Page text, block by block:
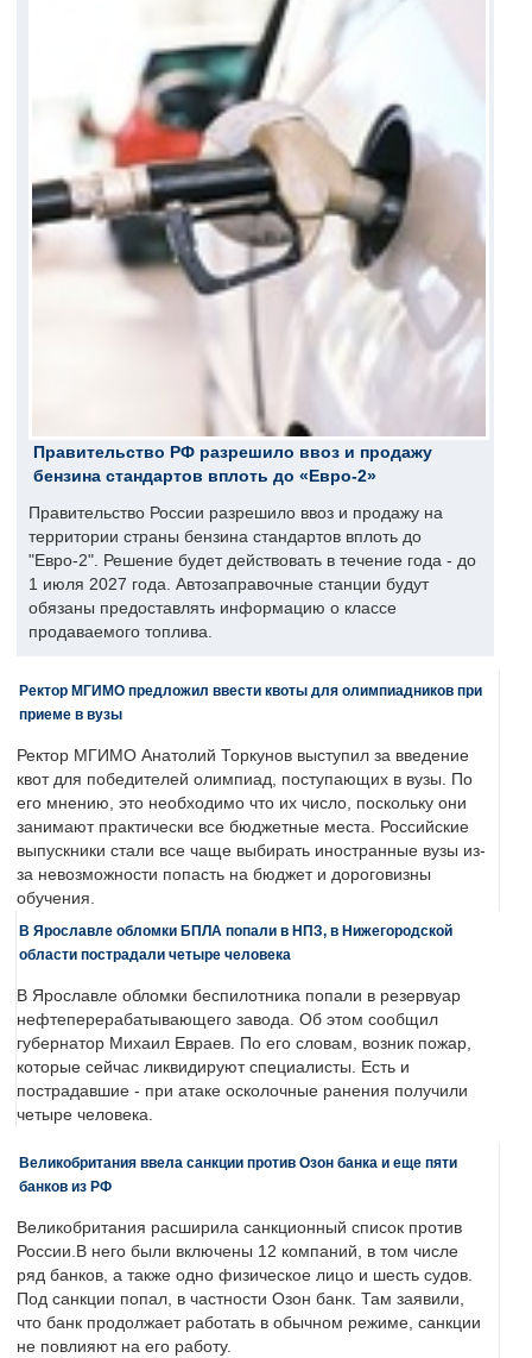
Правительство РФ разрешило ввоз и продажу
бензина стандартов вплоть до «Евро-2»
Правительство России разрешило ввоз и продажу на
территории страны бензина стандартов вплоть до
"Евро-2". Решение будет действовать в течение года - до
1 июля 2027 года. Автозаправочные станции будут
обязаны предоставлять информацию о классе
продаваемого топлива.
Ректор МГИМО предложил ввести квоты для олимпиадников при
приеме в вузы
Ректор МГИМО Анатолий Торкунов выступил за введение
квот для победителей олимпиад, поступающих в вузы. По
его мнению, это необходимо что их число, поскольку они
занимают практически все бюджетные места. Российские
выпускники стали все чаще выбирать иностранные вузы из-
за невозможности попасть на бюджет и дороговизны
обучения.
В Ярославле обломки БПЛА попали в НПЗ, в Нижегородской
области пострадали четыре человека
В Ярославле обломки беспилотника попали в резервуар
нефтеперерабатывающего завода. Об этом сообщил
губернатор Михаил Евраев. По его словам, возник пожар,
которые сейчас ликвидируют специалисты. Есть и
пострадавшие - при атаке осколочные ранения получили
четыре человека.
Великобритания ввела санкции против Озон банка и еще пяти
банков из РФ
Великобритания расширила санкционный список против
России.В него были включены 12 компаний, в том числе
ряд банков, а также одно физическое лицо и шесть судов.
Под санкции попал, в частности Озон банк. Там заявили,
что банк продолжает работать в обычном режиме, санкции
не повлияют на его работу.